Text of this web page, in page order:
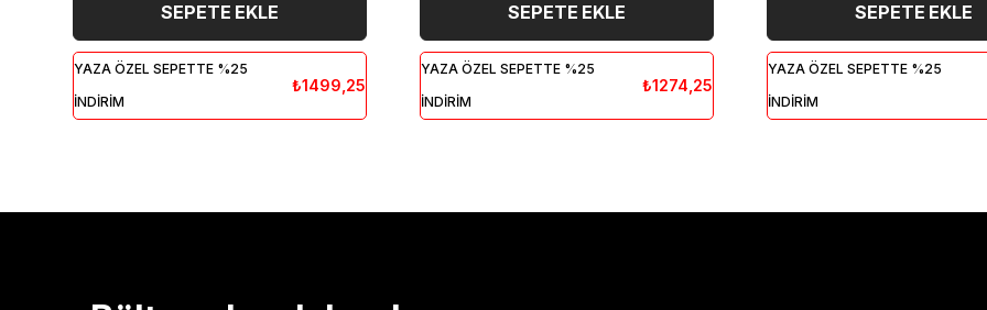
SEPETE EKLE
YAZA ÖZEL SEPETTE %25
İNDİRİM
₺1499,25
SEPETE EKLE
YAZA ÖZEL SEPETTE %25
İNDİRİM
₺1274,25
SEPETE EKLE
YAZA ÖZEL SEPETTE %25
İNDİRİM